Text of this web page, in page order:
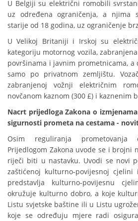
U Belgiji su električni romobili
uz određena ograničenja, a njima
starije od 18 godina, uz ograničenje
U Velikoj Britaniji i Irskoj su
kategoriju motornog vozila,
površinama i javnim prometnicama, a
samo po privatnom zemljištu.
zabranjenoj vožnji električnim
novčanom kaznom (300 £) i kaznenim
Nacrt prijedloga Zakona o
sigurnosti prometa na cestama -
Osim reguliranja
Prijedlogom Zakona uvode se i brojni
riječi biti u nastavku. Uvodi se novi
zaštićenoj kulturno-povijesnoj cjelini
predstavlja kulturno-povijesnu
okružuje kulturno dobro, a koje
Listu svjetske baštine ili u Listu
koje se određuju mjere radi